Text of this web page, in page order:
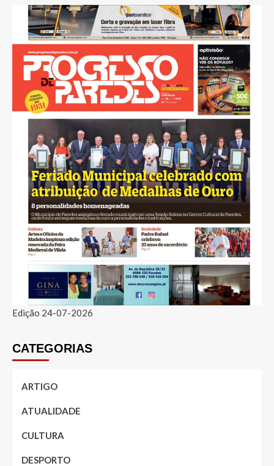
Edição 24-07-2026
CATEGORIAS
ARTIGO
ATUALIDADE
CULTURA
DESPORTO